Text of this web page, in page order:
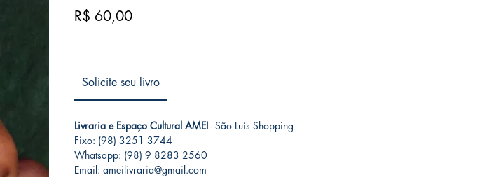
R$ 60,00Preço
Solicite seu livro
Livraria e Espaço Cultural AMEI- São Luís Shopping
Fixo: (98) 3251 3744
Whatsapp: (98) 9 8283 2560
Email: ameilivraria@gmail.com